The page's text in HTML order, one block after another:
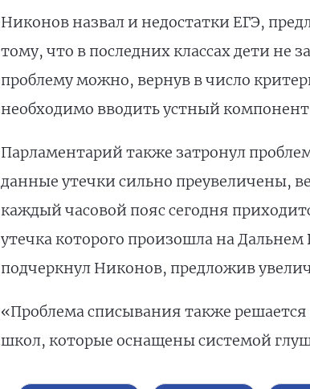
Никонов назвал и недостатки ЕГЭ,
тому, что в последних классах дети
проблему можно, вернув в число
необходимо вводить устный компонент
Парламентарий также затронул
данные утечки сильно преувеличены,
каждый часовой пояс сегодня
утечка которого произошла на
подчеркнул Никонов, предложив
«Проблема списывания также решается
школ, которые оснащены системой